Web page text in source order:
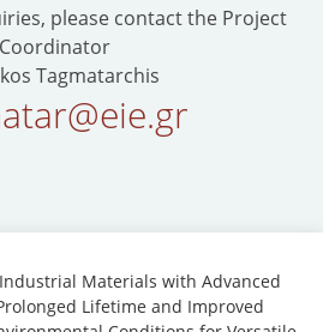
please contact the Project
Coordinator
Tagmatarchis
Industrial Materials with Advanced
Lifetime and Improved